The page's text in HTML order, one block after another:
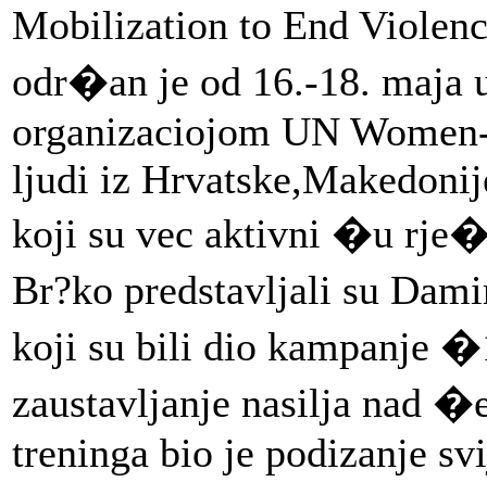
Mobilization to End
odr�an je od 16.-18. maja
organizaciojom UN
ljudi iz
koji su vec aktivni �u
Br?ko predstavljali su
koji su bili dio kampanje
zaustavljanje nasilja nad
treninga bio je podizanje